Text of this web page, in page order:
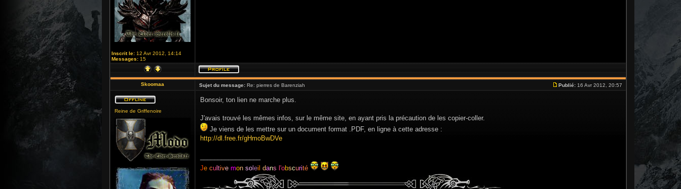
Inscrit le: 12 Avr 2012, 14:14
Messages: 15
Skoomaa Sujet du message: Re: pierres de Barenziah Publié: 16 Avr 2012, 20:57
Reine de Griffenoire
Bonsoir, ton lien ne marche plus.
J'avais trouvé les mêmes infos, sur le même site, en ayant pris la précaution de les copier-coller.
Je viens de les mettre sur un document format .PDF, en ligne à cette adresse :
http://dl.free.fr/gHmoBwDVe
Je cu ltive mon so leil dans l'obscurité